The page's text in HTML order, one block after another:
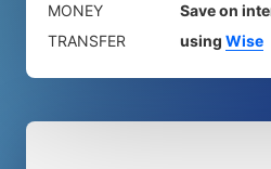
MONEY
TRANSFER
Save on
using Wise